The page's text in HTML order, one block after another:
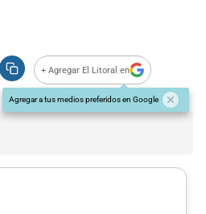
+ Agregar El Litoral en
Agregar a tus medios preferidos en Google